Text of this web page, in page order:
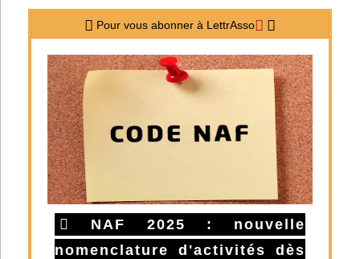
Pour vous abonner à LettrAsso
NAF 2025 : nouvelle
nomenclature d'activités dès